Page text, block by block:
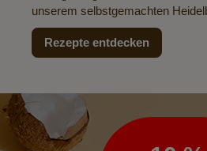
unserem selbstgemachten
Rezepte entdecken
Newsletter